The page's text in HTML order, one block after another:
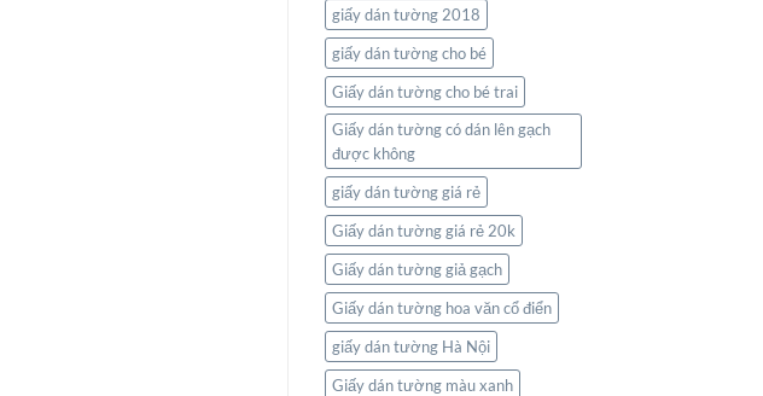
giấy dán tường 2018
giấy dán tường cho bé
Giấy dán tường cho bé trai
Giấy dán tường có dán lên gạch
được không
giấy dán tường giá rẻ
Giấy dán tường giá rẻ 20k
Giấy dán tường giả gạch
Giấy dán tường hoa văn cổ điển
giấy dán tường Hà Nội
Giấy dán tường màu xanh